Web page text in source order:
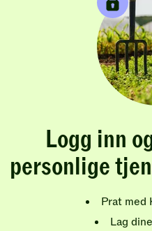
Logg inn
personlige
Prat med
Lag